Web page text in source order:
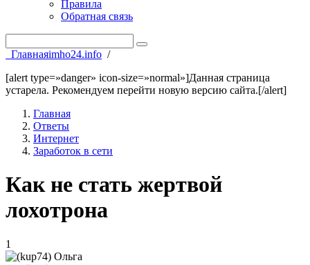
Правила
Обратная связь
Главнаяimho24.info /
[alert type=»danger» icon-size=»normal»]Данная страница
устарела. Рекомендуем перейти новую версию сайта.[/alert]
Главная
Ответы
Интернет
Заработок в сети
Как не стать жертвой
лохотрона
1